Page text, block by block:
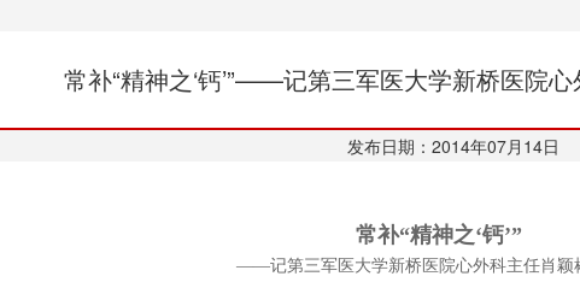
常补“精神之‘钙’”——记第三军医大学新桥医院心
发布日期：2014年07月14日
常补“精神之‘钙’”
——记第三军医大学新桥医院心外科主任肖颖